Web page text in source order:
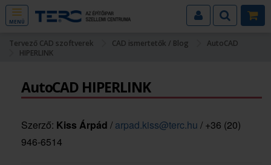
MENÜ
Tervező CAD szoftverek CAD ismertetők / Blog
AutoCAD
HIPERLINK
AutoCAD HIPERLINK
Szerző: Kiss Árpád / arpad.kiss@terc.hu / +36 (20)
946-6514